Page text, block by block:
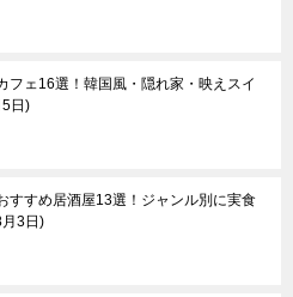
フェ16選！韓国風・隠れ家・映えスイ
日
すすめ居酒屋13選！ジャンル別に実食
3日